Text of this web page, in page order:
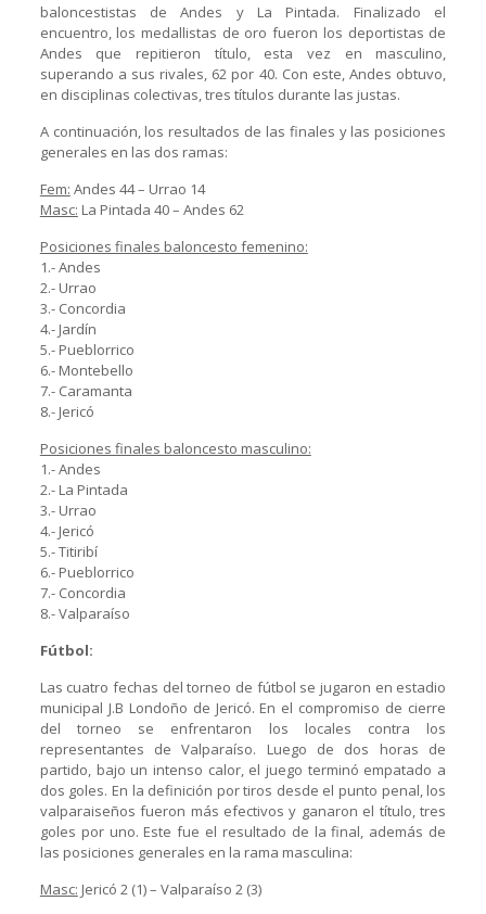
baloncestistas de Andes y La Pintada. Finalizado el
encuentro, los medallistas de oro fueron los deportistas de
Andes que repitieron título, esta vez en masculino,
superando a sus rivales, 62 por 40. Con este, Andes obtuvo,
en disciplinas colectivas, tres títulos durante las justas.
A continuación, los resultados de las finales y las posiciones
generales en las dos ramas:
Fem: Andes 44 – Urrao 14
Masc: La Pintada 40 – Andes 62
Posiciones finales baloncesto femenino:
1.- Andes
2.- Urrao
3.- Concordia
4.- Jardín
5.- Pueblorrico
6.- Montebello
7.- Caramanta
8.- Jericó
Posiciones finales baloncesto masculino:
1.- Andes
2.- La Pintada
3.- Urrao
4.- Jericó
5.- Titiribí
6.- Pueblorrico
7.- Concordia
8.- Valparaíso
Fútbol:
Las cuatro fechas del torneo de fútbol se jugaron en estadio
municipal J.B Londoño de Jericó. En el compromiso de cierre
del torneo se enfrentaron los locales contra los
representantes de Valparaíso. Luego de dos horas de
partido, bajo un intenso calor, el juego terminó empatado a
dos goles. En la definición por tiros desde el punto penal, los
valparaiseños fueron más efectivos y ganaron el título, tres
goles por uno. Este fue el resultado de la final, además de
las posiciones generales en la rama masculina:
Masc: Jericó 2 (1) – Valparaíso 2 (3)